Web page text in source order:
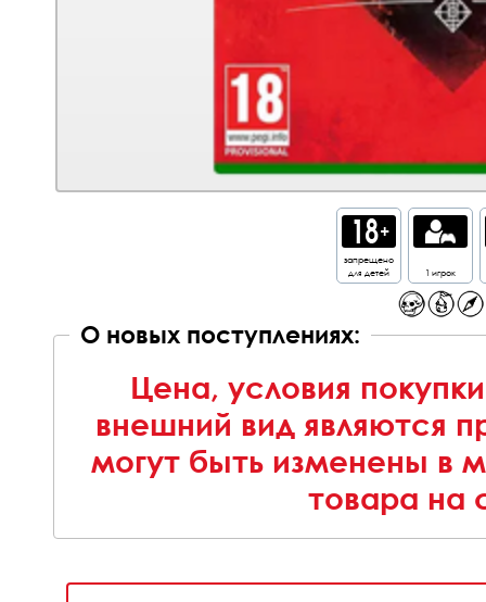
запрещено
для детей
1 игрок
О новых поступлениях:
Цена, условия
внешний вид являются
могут быть изменены в
товара на